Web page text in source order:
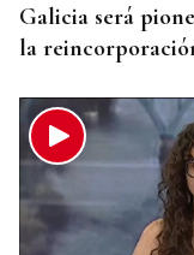
Galicia será
la